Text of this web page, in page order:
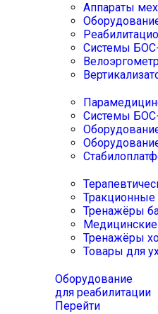
Аппараты
Системы
Системы
Тракционные
Тренажёры
Тренажёры
Товары для
Оборудование
для реабилитации
Перейти